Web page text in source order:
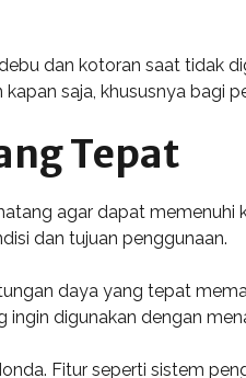
dan kotoran saat tidak
saja, khususnya bagi
Tepat
agar dapat memenuhi
dan tujuan penggunaan.
daya yang tepat
digunakan dengan
Fitur seperti sistem